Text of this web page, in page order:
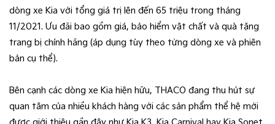
dòng xe Kia với tổng giá trị lên đến 65 triệu trong tháng
11/2021. Ưu đãi bao gồm giá, bảo hiểm vật chất và quà tặng
trang bị chính hãng (áp dụng tùy theo từng dòng xe và phiên
bản cụ thể).
Bên cạnh các dòng xe Kia hiện hữu, THACO đang thu hút sự
quan tâm của nhiều khách hàng với các sản phẩm thể hệ mới